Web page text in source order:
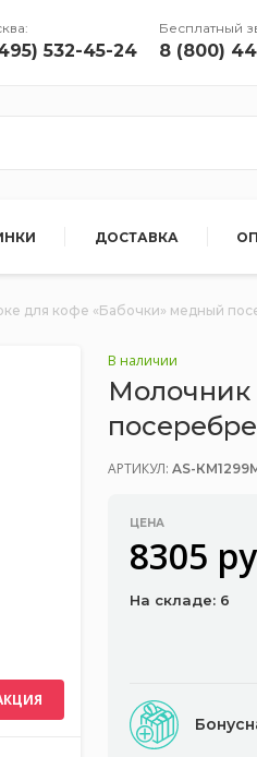
532-45-24
Бесплатный
8 (800)
ДОСТАВКА
для кофе «Бабочки» медный
В наличии
Молочник
АРТИКУЛ: AS-
ЦЕНА
8305
На складе: 6